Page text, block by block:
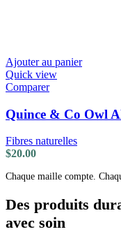
Ajouter au panier
Quick view
Comparer
Quince & Co Owl
Fibres naturelles
$20.00
Chaque maille compte.
Des produits
avec soin